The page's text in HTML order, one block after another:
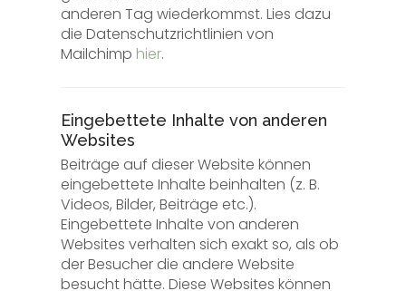
anderen Tag wiederkommst. Lies dazu
die Datenschutzrichtlinien von
Mailchimp hier.
Eingebettete Inhalte von anderen
Websites
Beiträge auf dieser Website können
eingebettete Inhalte beinhalten (z. B.
Videos, Bilder, Beiträge etc.).
Eingebettete Inhalte von anderen
Websites verhalten sich exakt so, als ob
der Besucher die andere Website
besucht hätte. Diese Websites können